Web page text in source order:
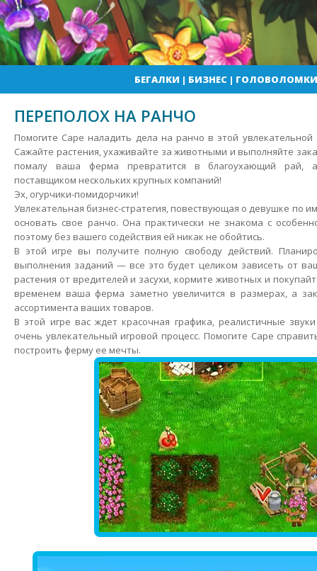
БЕГАЛКИ | БИЗНЕС| ГОЛОВОЛОМКИ
ПЕРЕПОЛОХ НА РАНЧО
Помогите Саре наладить дела на ранчо в этой увлекательной
Сажайте растения, ухаживайте за животными и выполняйте
помалу ваша ферма превратится в благоухающий рай,
поставщиком нескольких крупных компаний!
Эх, огурчики-помидорчики!
Увлекательная бизнес-стратегия, повествующая о девушке по
основать свое ранчо. Она практически не знакома с
поэтому без вашего содействия ей никак не обойтись.
В этой игре вы получите полную свободу действий.
выполнения заданий — все это будет целиком зависеть от
растения от вредителей и засухи, кормите животных и
временем ваша ферма заметно увеличится в размерах, а
ассортимента ваших товаров.
В этой игре вас ждет красочная графика, реалистичные
очень увлекательный игровой процесс. Помогите Саре
построить ферму ее мечты.